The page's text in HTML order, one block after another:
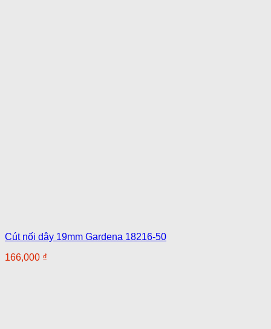
Cút nối dây 19mm Gardena 18216-50
166,000 ₫